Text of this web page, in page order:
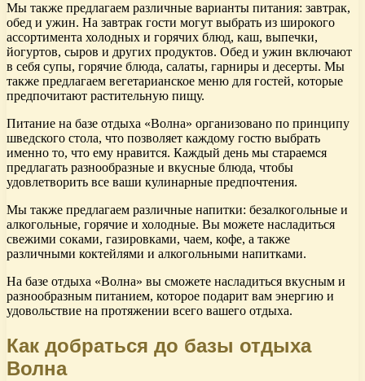
Мы также предлагаем различные варианты питания: завтрак,
обед и ужин. На завтрак гости могут выбрать из широкого
ассортимента холодных и горячих блюд, каш, выпечки,
йогуртов, сыров и других продуктов. Обед и ужин включают
в себя супы, горячие блюда, салаты, гарниры и десерты. Мы
также предлагаем вегетарианское меню для гостей, которые
предпочитают растительную пищу.
Питание на базе отдыха «Волна» организовано по принципу
шведского стола, что позволяет каждому гостю выбрать
именно то, что ему нравится. Каждый день мы стараемся
предлагать разнообразные и вкусные блюда, чтобы
удовлетворить все ваши кулинарные предпочтения.
Мы также предлагаем различные напитки: безалкогольные и
алкогольные, горячие и холодные. Вы можете насладиться
свежими соками, газировками, чаем, кофе, а также
различными коктейлями и алкогольными напитками.
На базе отдыха «Волна» вы сможете насладиться вкусным и
разнообразным питанием, которое подарит вам энергию и
удовольствие на протяжении всего вашего отдыха.
Как добраться до базы отдыха
Волна